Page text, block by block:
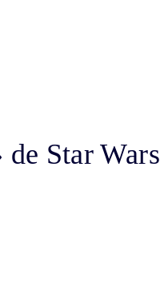
Star Wars